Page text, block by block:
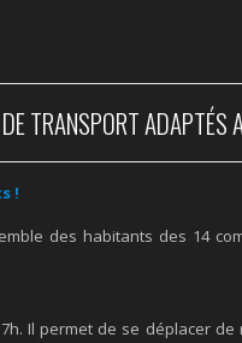
TRANSPORT ADAPTÉS
!
des habitants des 14
Il permet de se déplacer